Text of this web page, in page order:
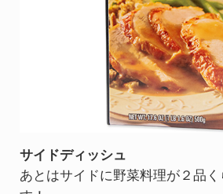
サイドディッシュ
あとはサイドに野菜料理が２品